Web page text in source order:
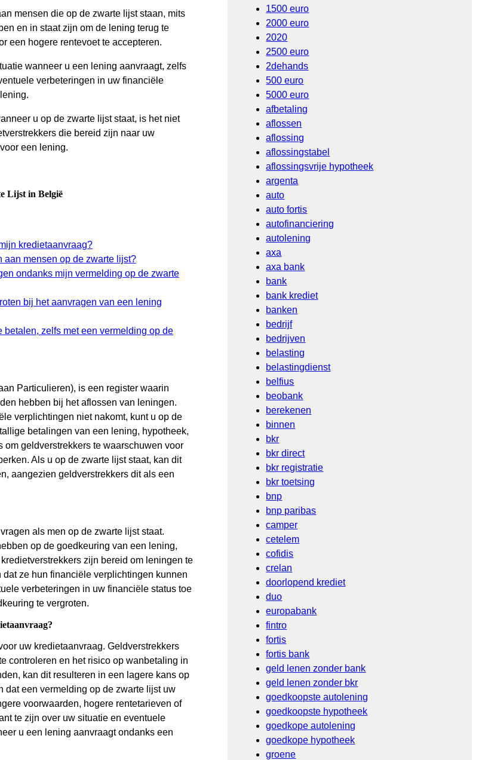
mensen die op de zwarte lijst staan, mits
en in staat zijn om de lening terug te
een hogere rentevoet te accepteren.
wanneer u een lening aanvraagt, zelfs
verbeteringen in uw financiële
u op de zwarte lijst staat, is het niet
die bereid zijn naar uw
een lening.
Lijst in België
kredietaanvraag?
aan mensen op de zwarte lijst?
ondanks mijn vermelding op de zwarte
bij het aanvragen van een lening
zelfs met een vermelding op de
Particulieren), is een register waarin
hebben bij het aflossen van leningen.
verplichtingen niet nakomt, kunt u op de
betalingen van een lening, hypotheek,
geldverstrekkers te waarschuwen voor
Als u op de zwarte lijst staat, kan dit
aangezien geldverstrekkers dit als een
als men op de zwarte lijst staat.
op de goedkeuring van een lening,
zijn bereid om leningen te
ze hun financiële verplichtingen kunnen
verbeteringen in uw financiële status toe
te vergroten.
uw kredietaanvraag. Geldverstrekkers
controleren en het risico op wanbetaling in
kan dit resulteren in een lagere kans op
een vermelding op de zwarte lijst uw
voorwaarden, hogere rentetarieven of
te zijn over uw situatie en eventuele
u een lening aanvraagt ondanks een
1500 euro
2000 euro
2020
2500 euro
2dehands
500 euro
5000 euro
afbetaling
aflossen
aflossing
aflossingstabel
aflossingsvrije hypotheek
argenta
auto
auto fortis
autofinanciering
autolening
axa
axa bank
bank
bank krediet
banken
bedrijf
bedrijven
belasting
belastingdienst
belfius
beobank
berekenen
binnen
bkr
bkr direct
bkr registratie
bkr toetsing
bnp
bnp paribas
camper
cetelem
cofidis
crelan
doorlopend krediet
duo
europabank
fintro
fortis
fortis bank
geld lenen zonder bank
geld lenen zonder bkr
goedkoopste autolening
goedkoopste hypotheek
goedkope autolening
goedkope hypotheek
groene